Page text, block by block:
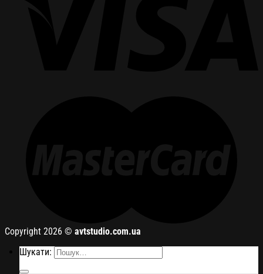
Copyright 2026 © avtstudio.com.ua
Шукати: